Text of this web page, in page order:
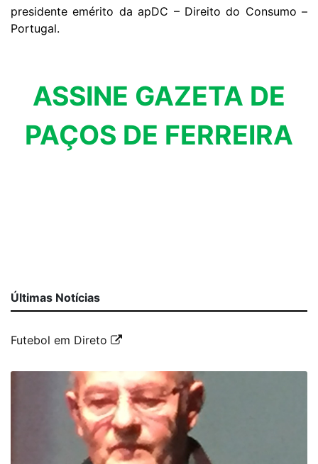
presidente emérito da apDC – Direito do Consumo –
Portugal.
ASSINE GAZETA DE
PAÇOS DE FERREIRA
Últimas Notícias
Futebol em Direto